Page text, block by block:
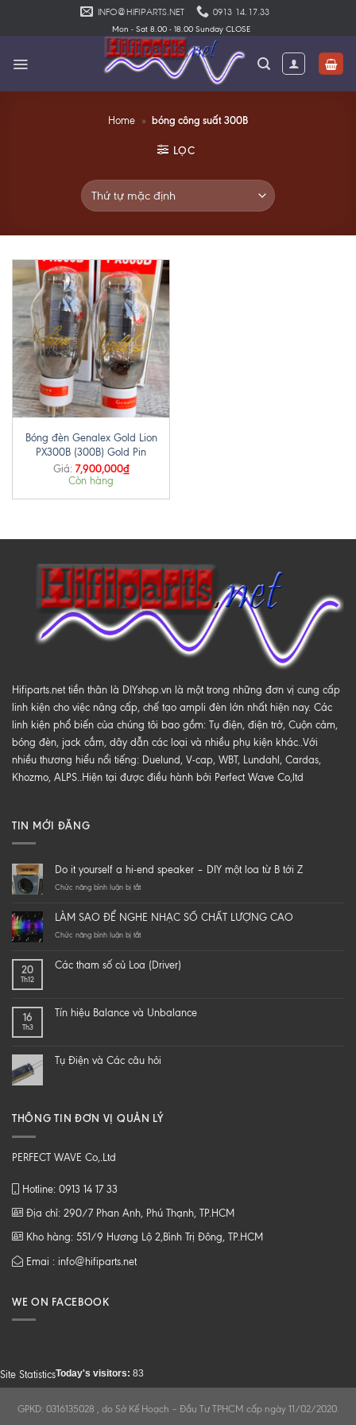
INFO@HIFIPARTS.NET 0913 14.17.33
Mon - Sat 8.00 - 18.00 Sunday CLOSE
Home » bóng công suất 300B
LỌC
Bóng đèn Genalex Gold Lion
PX300B (300B) Gold Pin
Giá: 7,900,000₫
Còn hàng
Hifiparts.net tiền thân là DIYshop.vn là một trong những đơn vị cung cấp
linh kiện cho việc nâng cấp, chế tạo ampli đèn lớn nhất hiện nay. Các
linh kiện phổ biến của chúng tôi bao gồm: Tụ điện, điện trở, Cuộn cảm,
bóng đèn, jack cắm, dây dẫn các loại và nhiều phụ kiện khác..Với
nhiều thương hiểu nổi tiếng: Duelund, V-cap, WBT, Lundahl, Cardas,
Khozmo, ALPS..Hiện tại được điều hành bởi Perfect Wave Co,ltd
TIN MỚI ĐĂNG
Do it yourself a hi-end speaker – DIY một loa từ B tới Z
Chức năng bình luận bị tắtở
yourself
a
speaker
loa
Z
LÀM SAO ĐỂ NGHE NHẠC SỐ CHẤT LƯỢNG CAO
Chức năng bình luận bị tắtở
ĐỂ
CHẤT
20
Th12
Các tham số củ Loa (Driver)
16
Th3
Tín hiệu Balance và Unbalance
Tụ Điện và Các câu hỏi
THÔNG TIN ĐƠN VỊ QUẢN LÝ
PERFECT WAVE Co,.Ltd
Hotline: 0913 14 17 33
Địa chỉ: 290/7 Phan Anh, Phú Thạnh, TP.HCM
Kho hàng: 551/9 Hương Lộ 2,Bình Trị Đông, TP.HCM
Emai : info@hifiparts.net
WE ON FACEBOOK
Site StatisticsToday's visitors: 83
GPKD: 0316135028 , do Sở Kế Hoạch – Đầu Tư TPHCM cấp ngày 11/02/2020.